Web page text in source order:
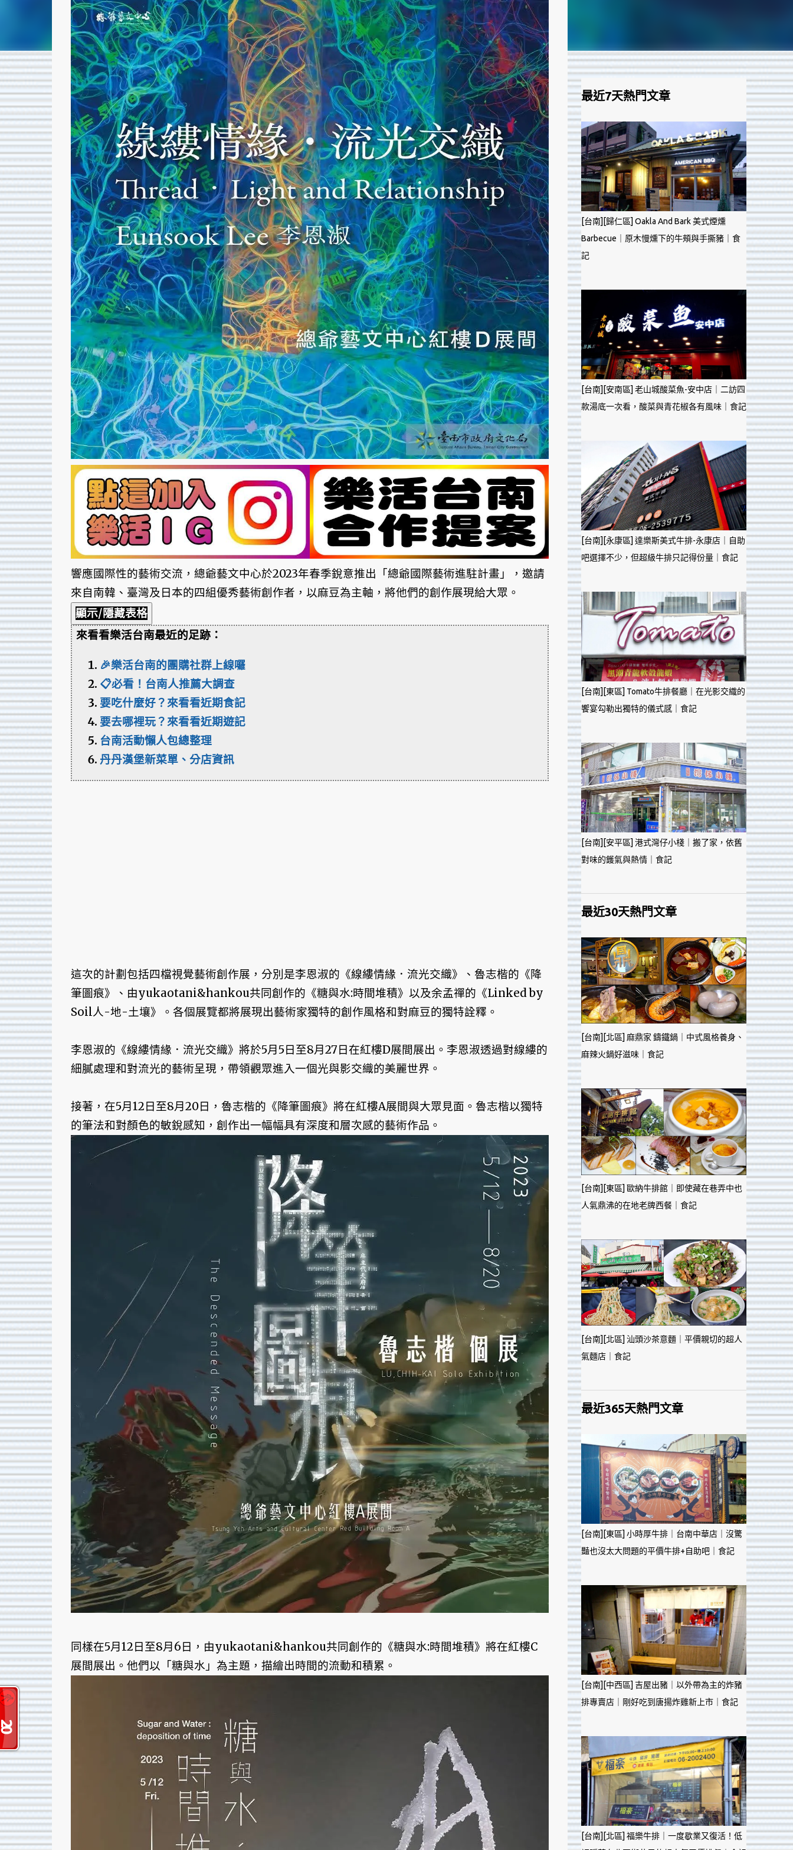
響應國際性的藝術交流，總爺藝文中心於2023年春季銳意推出「總爺國際藝術進駐計畫」，邀請
來自南韓、臺灣及日本的四組優秀藝術創作者，以麻豆為主軸，將他們的創作展現給大眾。
顯示/隱藏表格
來看看樂活台南最近的足跡：
🎉樂活台南的團購社群上線囉
📋必看！台南人推薦大調查
要吃什麼好？來看看近期食記
要去哪裡玩？來看看近期遊記
台南活動懶人包總整理
丹丹漢堡新菜單、分店資訊
這次的計劃包括四檔視覺藝術創作展，分別是李恩淑的《線縷情緣．流光交織》、魯志楷的《降
筆圖痕》、由yukaotani&hankou共同創作的《糖與水:時間堆積》以及余孟禪的《Linked by
Soil人-地-土壤》。各個展覽都將展現出藝術家獨特的創作風格和對麻豆的獨特詮釋。
李恩淑的《線縷情緣．流光交織》將於5月5日至8月27日在紅樓D展間展出。李恩淑透過對線縷的
細膩處理和對流光的藝術呈現，帶領觀眾進入一個光與影交織的美麗世界。
接著，在5月12日至8月20日，魯志楷的《降筆圖痕》將在紅樓A展間與大眾見面。魯志楷以獨特
的筆法和對顏色的敏銳感知，創作出一幅幅具有深度和層次感的藝術作品。
同樣在5月12日至8月6日，由yukaotani&hankou共同創作的《糖與水:時間堆積》將在紅樓C
展間展出。他們以「糖與水」為主題，描繪出時間的流動和積累。
最近7天熱門文章
[台南][歸仁區] Oakla And Bark 美式煙燻
Barbecue｜原木慢燻下的牛頰與手撕豬｜食
記
[台南][安南區] 老山城酸菜魚-安中店｜二訪四
款湯底一次看，酸菜與青花椒各有風味｜食記
[台南][永康區] 達樂斯美式牛排-永康店｜自助
吧選擇不少，但超級牛排只記得份量｜食記
[台南][東區] Tomato牛排餐廳｜在光影交織的
饗宴勾勒出獨特的儀式感｜食記
[台南][安平區] 港式灣仔小棧｜搬了家，依舊
對味的鑊氣與熱情｜食記
最近30天熱門文章
[台南][北區] 麻鼎家 鑄鐵鍋｜中式風格養身、
麻辣火鍋好滋味｜食記
[台南][東區] 歐納牛排館｜即使藏在巷弄中也
人氣鼎沸的在地老牌西餐｜食記
[台南][北區] 汕頭沙茶意麵｜平價親切的超人
氣麵店｜食記
最近365天熱門文章
[台南][東區] 小時厚牛排｜台南中華店｜沒驚
豔也沒太大問題的平價牛排+自助吧｜食記
[台南][中西區] 吉屋出豬｜以外帶為主的炸豬
排專賣店｜剛好吃到唐揚炸雞新上市｜食記
[台南][北區] 福樂牛排｜一度歇業又復活！低